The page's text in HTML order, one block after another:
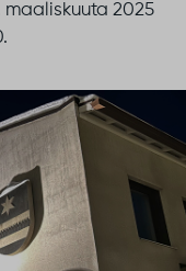
maaliskuuta 2025